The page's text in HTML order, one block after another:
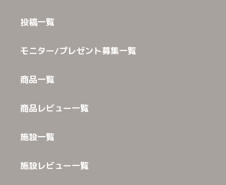
投稿一覧
モニター/プレゼント募集一覧
商品一覧
商品レビュー一覧
施設一覧
施設レビュー一覧